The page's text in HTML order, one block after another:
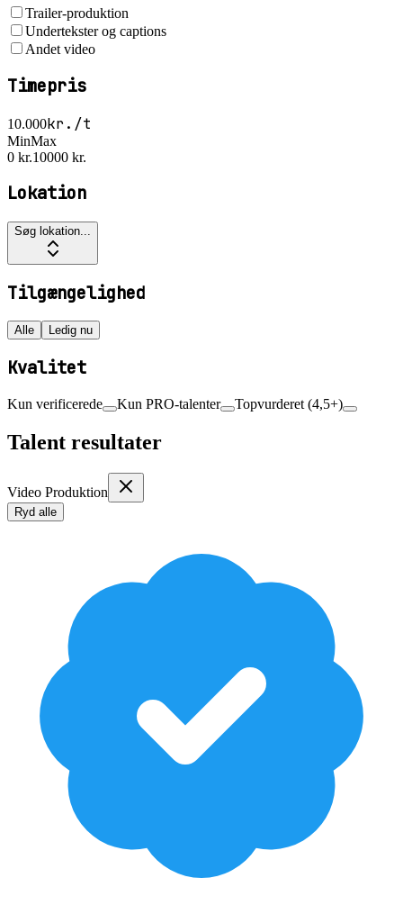
Trailer-produktion
Undertekster og captions
Andet video
Timepris
10.000kr./t
MinMax
0 kr.10000 kr.
Lokation
Søg lokation...
Tilgængelighed
Alle Ledig nu
Kvalitet
Kun verificerede Kun PRO-talenter Topvurderet (4,5+)
Talent resultater
Video Produktion
Ryd alle